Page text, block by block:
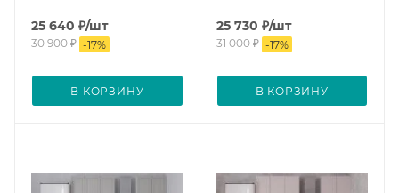
25 640 ₽/шт
30 900₽ -17%
В КОРЗИНУ
25 730 ₽/шт
31 000₽ -17%
В КОРЗИНУ